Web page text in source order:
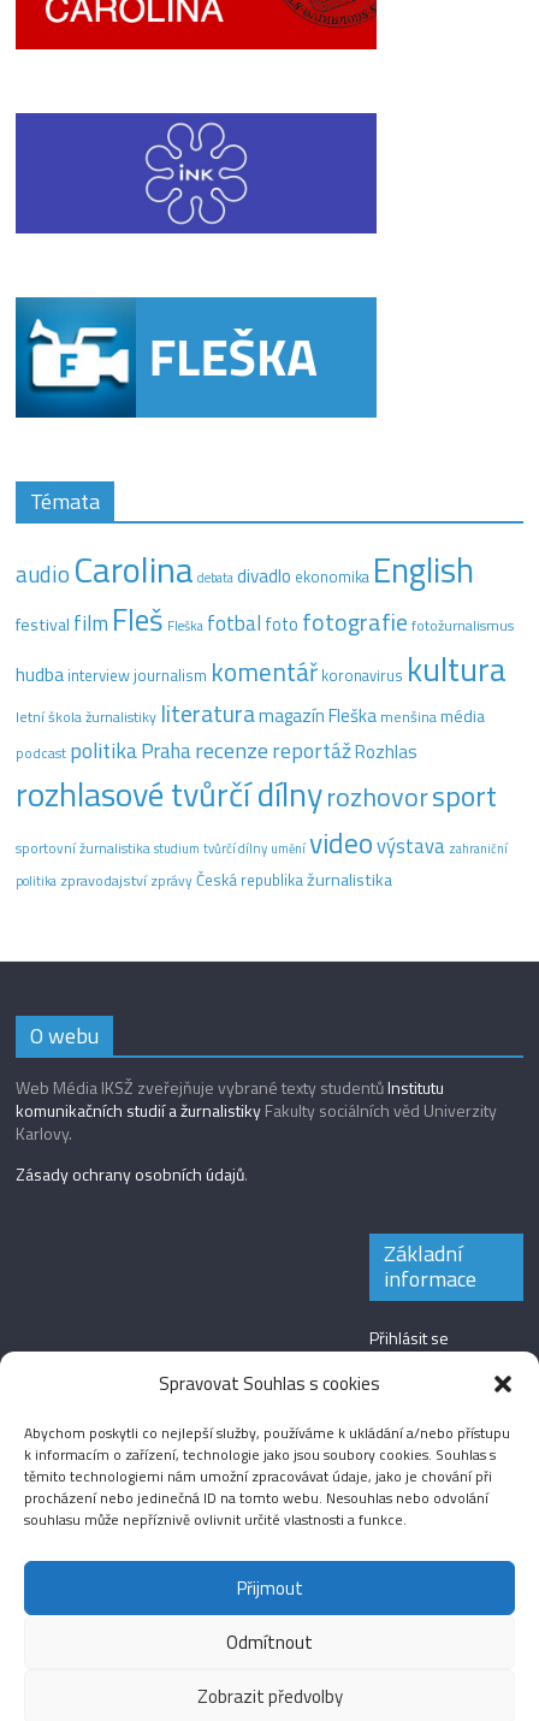
Spravovat Souhlas s cookies
Abychom poskytli co nejlepší služby, používáme k ukládání a/nebo přístupu
k informacím o zařízení, technologie jako jsou soubory cookies. Souhlas s
těmito technologiemi nám umožní zpracovávat údaje, jako je chování při
procházení nebo jedinečná ID na tomto webu. Nesouhlas nebo odvolání
souhlasu může nepříznivě ovlivnit určité vlastnosti a funkce.
Přijmout
Odmítnout
Zobrazit předvolby
Témata
audio Carolina debata divadlo ekonomika English
festival film Fleš Fleška fotbal foto fotografie fotožurnalismus
hudba interview journalism komentář koronavirus kultura
letní škola žurnalistiky literaturamagazín Fleška menšinamédia
podcast politikaPraharecenzereportážRozhlas
rozhlasové tvůrčí dílnyrozhovorsport
sportovní žurnalistika studium tvůrčí dílny uměnívideovýstava zahraniční
politika zpravodajstvízprávyČeská republikažurnalistika
O webu
Web Média IKSŽ zveřejňuje vybrané texty studentůInstitutu
komunikačních studií a žurnalistikyFakulty sociálních věd Univerzity
Karlovy.
Zásady ochrany osobních údajů.
Základní
informace
Přihlásit se
Zdroj kanálů
Kanál komentářů
Česká lokalizace
Fotografie Audio
Copyright © 2026Média IKSŽ. All rights reserved.
Theme: ColorMag Pro byThemeGrill. Drevet av